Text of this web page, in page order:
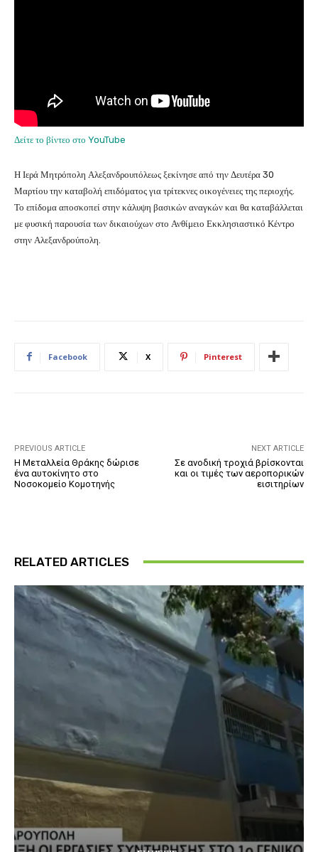
Δείτε το βίντεο στο YouTube
Η Ιερά Μητρόπολη Αλεξανδρουπόλεως ξεκίνησε από την Δευτέρα 30
Μαρτίου την καταβολή επιδόματος για τρίτεκνες οικογένειες της περιοχής.
Το επίδομα αποσκοπεί στην κάλυψη βασικών αναγκών και θα καταβάλλεται
με φυσική παρουσία των δικαιούχων στο Ανθίμειο Εκκλησιαστικό Κέντρο
στην Αλεξανδρούπολη.
Facebook X Pinterest
PREVIOUS ARTICLE
Η Μεταλλεία Θράκης δώρισε
ένα αυτοκίνητο στο
Νοσοκομείο Κομοτηνής
NEXT ARTICLE
Σε ανοδική τροχιά βρίσκονται
και οι τιμές των αεροπορικών
εισιτηρίων
RELATED ARTICLES